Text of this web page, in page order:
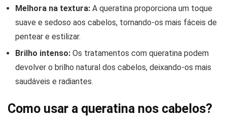
Melhora na textura: A queratina proporciona um toque
suave e sedoso aos cabelos, tornando-os mais fáceis de
pentear e estilizar.
Brilho intenso: Os tratamentos com queratina podem
devolver o brilho natural dos cabelos, deixando-os mais
saudáveis e radiantes.
Como usar a queratina nos cabelos?